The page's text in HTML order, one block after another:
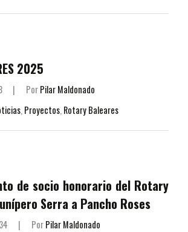
2025
| PorPilar Maldonado
, Proyectos, Rotary Baleares
de socio honorario del Rotary
Serra a Pancho Roses
| PorPilar Maldonado